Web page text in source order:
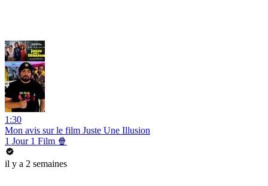
1:30
Mon avis sur le film Juste Une Illusion
1 Jour 1 Film 🍿
il y a 2 semaines